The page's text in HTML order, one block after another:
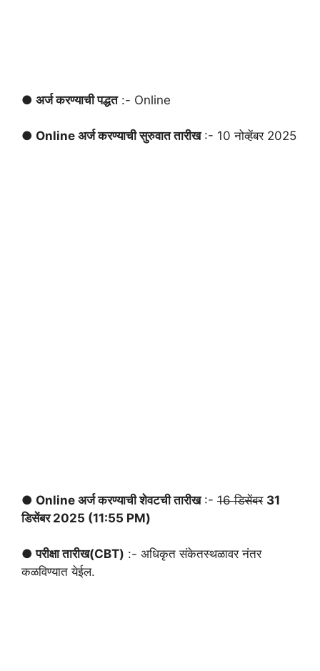
● अर्ज करण्याची पद्धत:- Online
● Online अर्ज करण्याची सुरुवात तारीख:- 10 नोव्हेंबर 2025
● Online अर्ज करण्याची शेवटची तारीख:- 16 डिसेंबर 31
डिसेंबर 2025 (11:55 PM)
● परीक्षा तारीख(CBT) :- अधिकृत संकेतस्थळावर नंतर
कळविण्यात येईल.